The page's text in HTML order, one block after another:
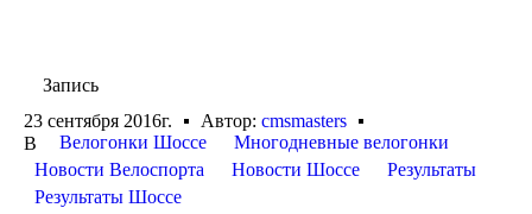
Запись
23 сентября 2016г.
Автор: cmsmasters
В
Велогонки Шоссе
Многодневные велогонки
Новости Велоспорта
Новости Шоссе
Результаты
Результаты Шоссе